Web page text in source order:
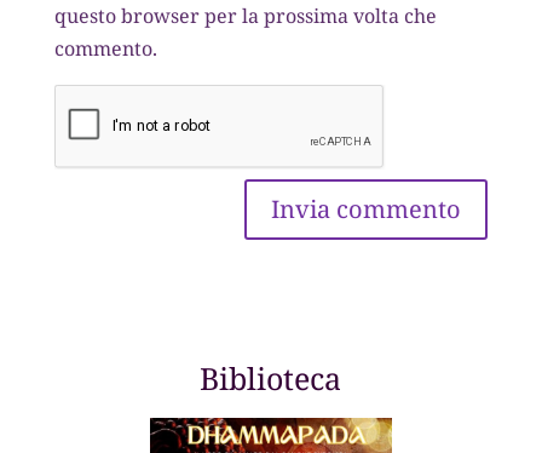
questo browser per la prossima volta che
commento.
Biblioteca